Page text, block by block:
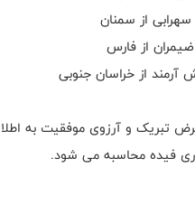
تبریک و آرزوی موفقیت به
فیده محاسبه می شود.